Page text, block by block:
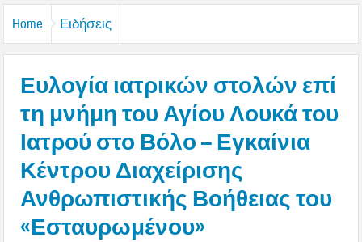
Home Ειδήσεις
Ευλογία ιατρικών στολών επί
τη μνήμη του Αγίου Λουκά του
Ιατρού στο Βόλο – Εγκαίνια
Κέντρου Διαχείρισης
Ανθρωπιστικής Βοήθειας του
«Εσταυρωμένου»